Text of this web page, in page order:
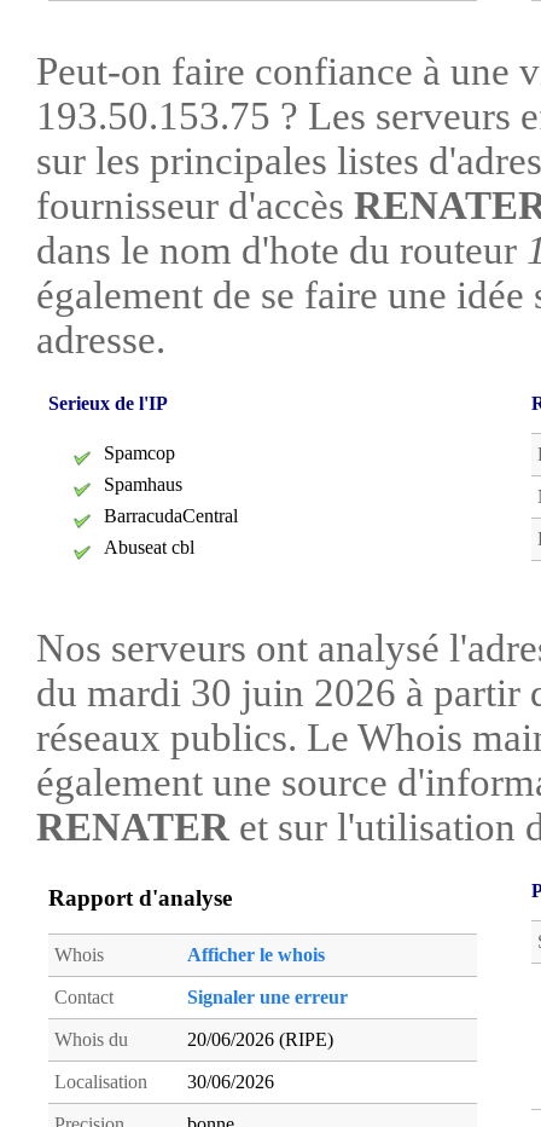
Peut-on faire confiance à une
193.50.153.75 ? Les serveurs
sur les principales listes
fournisseur d'accès
dans le nom d'hote du routeur
également de se faire une
adresse.
Serieux de l'IP
Spamcop
Spamhaus
BarracudaCentral
Abuseat cbl
Nos serveurs ont analysé
du mardi 30 juin 2026 à partir
réseaux publics. Le Whois
également une source
RENATER et sur l'utilisation
Rapport d'analyse
Whois Afficher le whois
Contact Signaler une erreur
Whois du 20/06/2026 (RIPE)
Localisation 30/06/2026